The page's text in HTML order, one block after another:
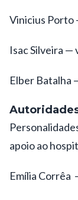
Vinicius Porto
Isac Silveira —
Elber Batalha
apoio ao
Emília Corrêa